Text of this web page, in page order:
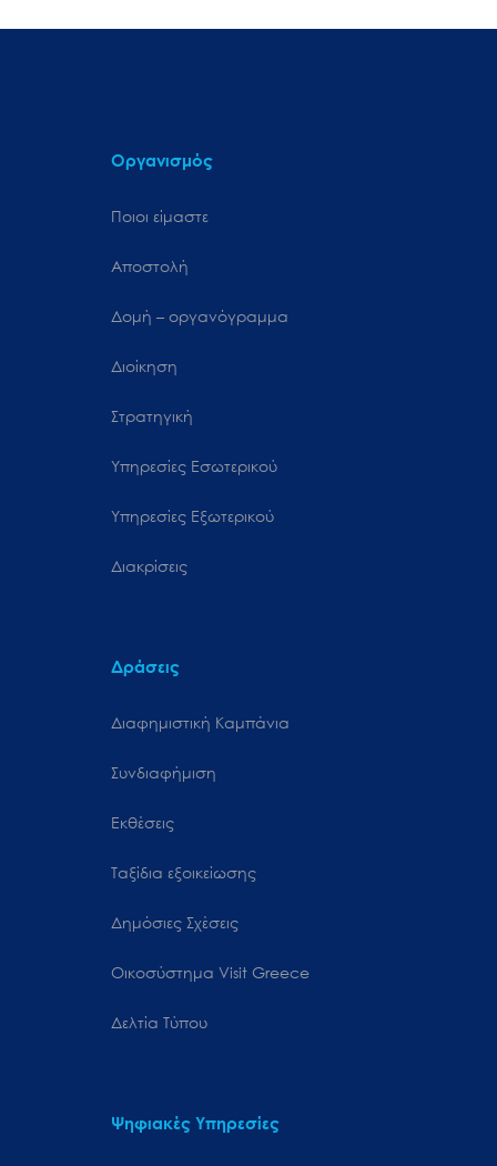
Οργανισμός
Ποιοι είμαστε
Αποστολή
Δομή – οργανόγραμμα
Διοίκηση
Στρατηγική
Υπηρεσίες Εσωτερικού
Υπηρεσίες Εξωτερικού
Διακρίσεις
Δράσεις
Διαφημιστική Καμπάνια
Συνδιαφήμιση
Εκθέσεις
Ταξίδια εξοικείωσης
Δημόσιες Σχέσεις
Oικοσύστημα Visit Greece
Δελτία Τύπου
Ψηφιακές Υπηρεσίες